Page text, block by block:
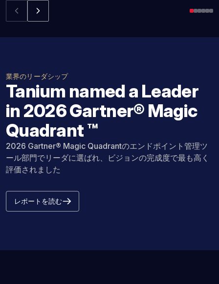
業界のリーダシップ
Tanium named a Leader
in 2026 Gartner® Magic
Quadrant ™
2026 Gartner® Magic Quadrantのエンドポイント管理ツ
ール部門でリーダに選ばれ、ビジョンの完成度で最も高く
評価されました
レポートを読む